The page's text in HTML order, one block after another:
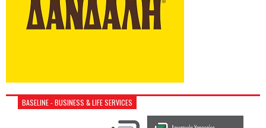
BASELINE - BUSINESS & LIFE SERVICES